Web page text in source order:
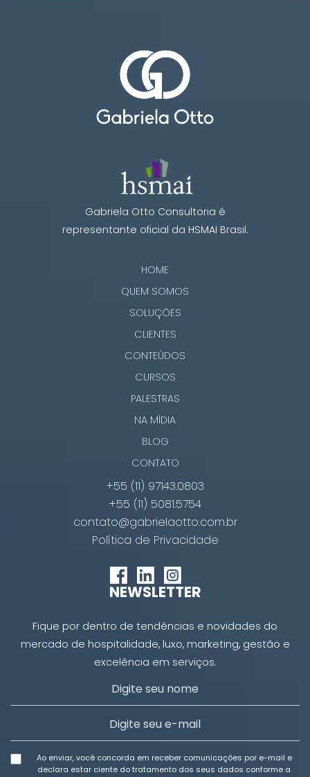
Gabriela Otto Consultoria é
representante oficial da HSMAI Brasil.
HOME
QUEM SOMOS
SOLUÇÕES
CLIENTES
CONTEÚDOS
CURSOS
PALESTRAS
NA MÍDIA
BLOG
CONTATO
+55 (11) 97143.0803
+55 (11) 5081.5754
contato@gabrielaotto.com.br
Política de Privacidade
NEWSLETTER
Fique por dentro de tendências e novidades do
mercado de hospitalidade, luxo, marketing, gestão e
excelência em serviços.
Ao enviar, você concorda em receber comunicações por e-mail e
declara estar ciente do tratamento dos seus dados conforme a